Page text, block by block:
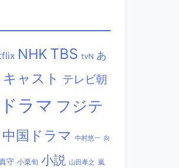
NHK TBS tvN あ
キャスト テレビ朝
ドラマ フジテ
中国ドラマ 中村悠一 向
守 小栗旬 小説 山田孝之 嵐